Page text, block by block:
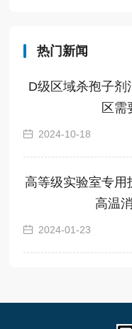
热门新闻
D级区域杀孢子剂
区需
2024-10-18
高等级实验室专用
高温
2024-01-23